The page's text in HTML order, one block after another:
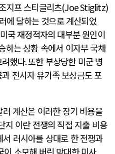
지프 스티글리츠(Joe Stiglitz)
에 달하는 것으로 계산되었
국 재정적자의 대부분 원인이
하는 상황 속에서 이자부 국채
했다.또한 부상당한 미군 병
전사자 유가족 보상금도 포
러 계산은 이러한 장기 비용을
지 이란 전쟁의 직접 지출 비용
서 러시아를 상대로 한 전쟁과